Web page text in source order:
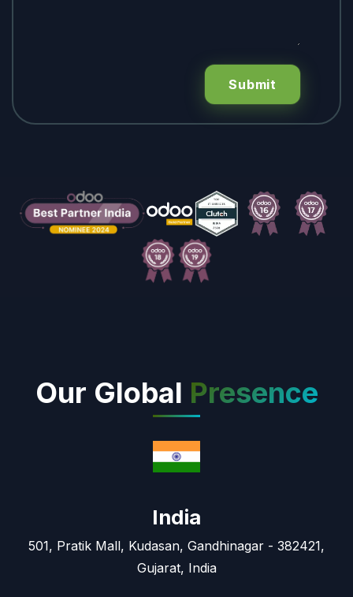
Submit
Our Global Presence
India
501, Pratik Mall, Kudasan, Gandhinagar - 382421,
Gujarat, India